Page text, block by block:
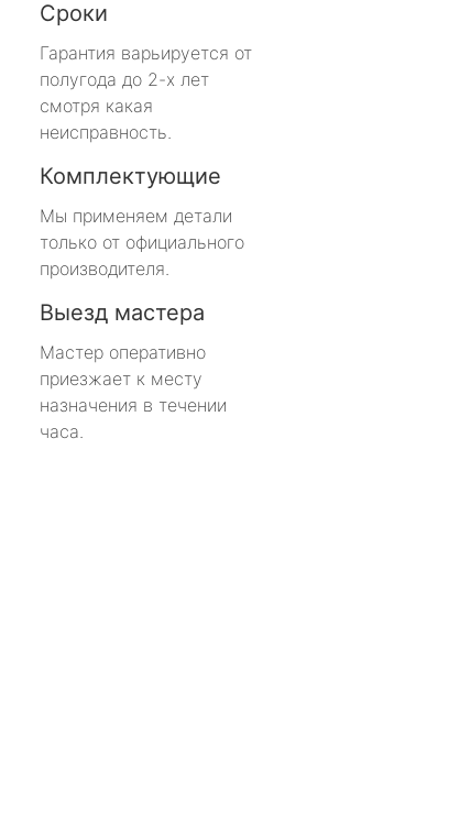
Сроки
Гарантия варьируется от
полугода до 2-х лет
смотря какая
неисправность.
Комплектующие
Мы применяем детали
только от официального
производителя.
Выезд мастера
Мастер оперативно
приезжает к месту
назначения в течении
часа.